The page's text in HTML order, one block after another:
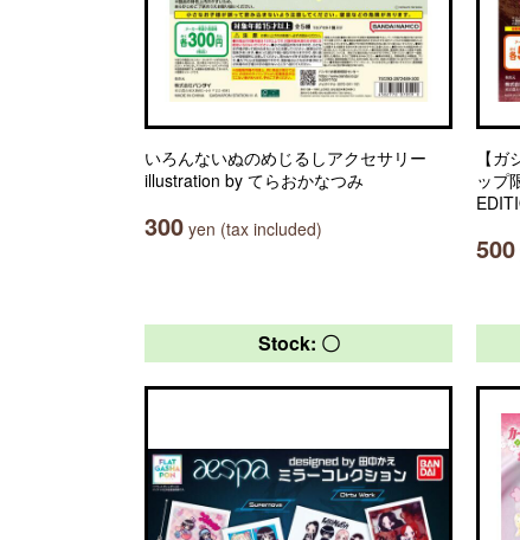
いろんないぬのめじるしアクセサリー
illustration by てらおかなつみ
300 yen (tax included)
【
ップ
500
Stock: 〇